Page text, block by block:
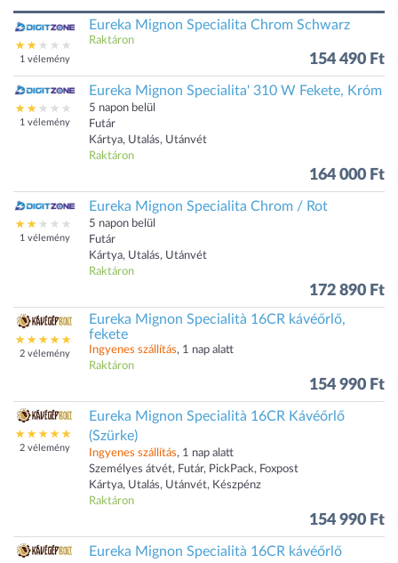
1 vélemény
Eureka Mignon Specialita Chrom Schwarz
Raktáron
154 490 Ft
1 vélemény
Eureka Mignon Specialita' 310 W Fekete, Króm
5 napon belül
Futár
Kártya, Utalás, Utánvét
Raktáron
164 000 Ft
1 vélemény
Eureka Mignon Specialita Chrom / Rot
5 napon belül
Futár
Kártya, Utalás, Utánvét
Raktáron
172 890 Ft
2 vélemény
Eureka Mignon Specialità 16CR kávéőrlő,
fekete
Ingyenes szállítás, 1 nap alatt
Raktáron
154 990 Ft
2 vélemény
Eureka Mignon Specialità 16CR Kávéőrlő
(Szürke)
Ingyenes szállítás, 1 nap alatt
Személyes átvét, Futár, PickPack, Foxpost
Kártya, Utalás, Utánvét, Készpénz
Raktáron
154 990 Ft
Eureka Mignon Specialità 16CR kávéőrlő